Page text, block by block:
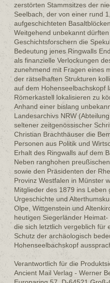
zerstörten Stammsitzes der
Seelbach, der von einer rund
aufgeschichteten
Weitgehend unbekannt
Geschichtsforschern die
Bedeutung jenes Ringwalls
als finanzielle Verlockungen
zunehmend mit Fragen eines
der rätselhaften Strukturen
auf dem Hohenseelbachskopf
Römerkastell lokalisieren zu
Anhand einer bislang
Landesarchivs NRW
seltener zeitgenössischer
Christian Brachthäuser die
Personen aus Politik und
Erhalt des Ringwalls auf dem
Neben ranghohen
sowie den Präsidenten der
Provinz Westfalen in Münster
Mitglieder des 1879 ins Leben
Urgeschichte und
Olpe, Wittgenstein und
heutigen Siegerländer Heimat-
die sich letztlich vergeblich für
Schutz der archäologisch
Hohenseelbachskopf
Verantwortlich für die
Ancient Mail Verlag - Werner